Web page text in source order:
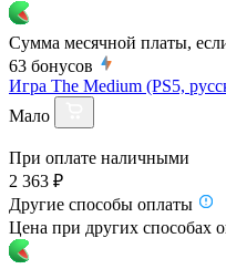
Сумма месячной платы,
63 бонусов
Игра The Medium (PS5,
Мало
При оплате наличными
2 363 ₽
Другие способы оплаты
Цена при других способах